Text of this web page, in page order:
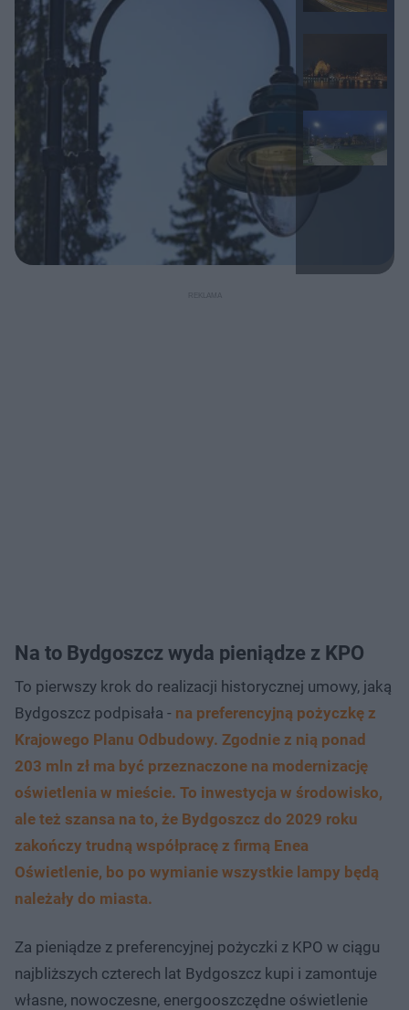
Na to Bydgoszcz wyda pieniądze z KPO
To pierwszy krok do realizacji historycznej umowy, jaką
Bydgoszcz podpisała - na preferencyjną pożyczkę z
Krajowego Planu Odbudowy. Zgodnie z nią ponad
203 mln zł ma być przeznaczone na modernizację
oświetlenia w mieście. To inwestycja w środowisko,
ale też szansa na to, że Bydgoszcz do 2029 roku
zakończy trudną współpracę z firmą Enea
Oświetlenie, bo po wymianie wszystkie lampy będą
należały do miasta.
Za pieniądze z preferencyjnej pożyczki z KPO w ciągu
najbliższych czterech lat Bydgoszcz kupi i zamontuje
własne, nowoczesne, energooszczędne oświetlenie